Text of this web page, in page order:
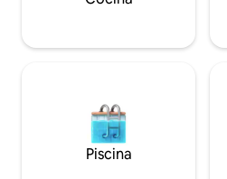
Piscina